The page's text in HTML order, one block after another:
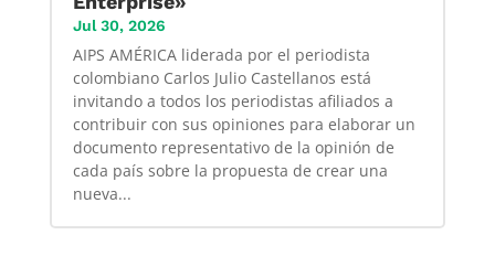
Jul 30, 2026
AIPS AMÉRICA liderada por el periodista
colombiano Carlos Julio Castellanos está
invitando a todos los periodistas afiliados a
contribuir con sus opiniones para elaborar un
documento representativo de la opinión de
cada país sobre la propuesta de crear una
nueva...